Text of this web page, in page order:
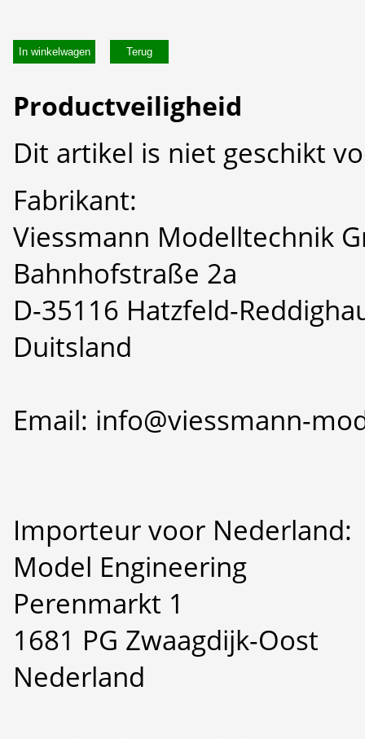
In winkelwagen
Productveiligheid
Dit artikel is niet geschikt
Fabrikant:
Viessmann Modelltechnik
Bahnhofstraße 2a
D-35116 Hatzfeld-
Duitsland
Email: info@viessmann-
Importeur voor Nederland:
Model Engineering
Perenmarkt 1
1681 PG Zwaagdijk-Oost
Nederland